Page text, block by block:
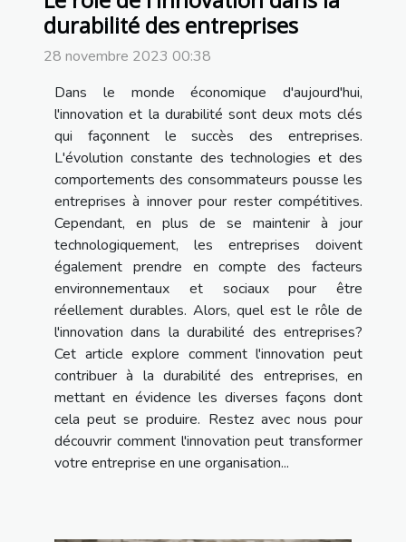
durabilité des entreprises
28 novembre 2023 00:38
Dans le monde économique d'aujourd'hui,
l'innovation et la durabilité sont deux mots clés
qui façonnent le succès des entreprises.
L'évolution constante des technologies et des
comportements des consommateurs pousse les
entreprises à innover pour rester compétitives.
Cependant, en plus de se maintenir à jour
technologiquement, les entreprises doivent
également prendre en compte des facteurs
environnementaux et sociaux pour être
réellement durables. Alors, quel est le rôle de
l'innovation dans la durabilité des entreprises?
Cet article explore comment l'innovation peut
contribuer à la durabilité des entreprises, en
mettant en évidence les diverses façons dont
cela peut se produire. Restez avec nous pour
découvrir comment l'innovation peut transformer
votre entreprise en une organisation...